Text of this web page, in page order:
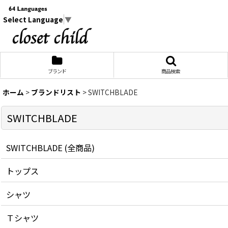
Select Language ▼
ブランド 商品検索
ホーム > ブランドリスト >SWITCHBLADE
SWITCHBLADE
SWITCHBLADE (全商品)
トップス
シャツ
Ｔシャツ